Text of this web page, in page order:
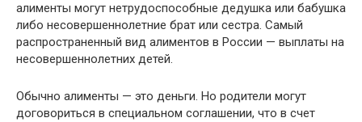
алименты могут нетрудоспособные дедушка или бабушка
либо несовершеннолетние брат или сестра. Самый
распространенный вид алиментов в России — выплаты на
несовершеннолетних детей.
Обычно алименты — это деньги. Но родители могут
договориться в специальном соглашении, что в счет